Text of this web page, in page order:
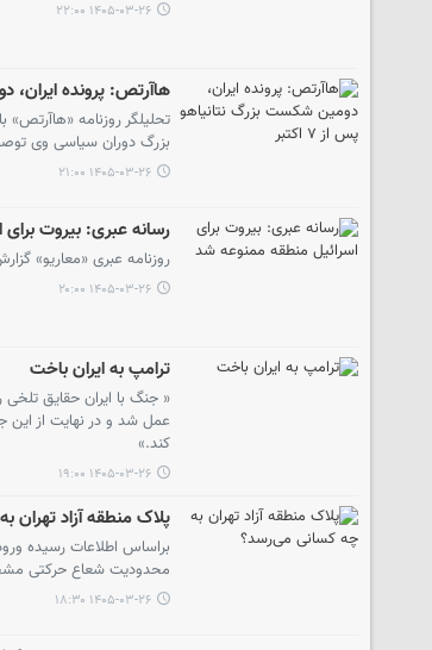
۱۴۰۵-۰۳-۲۶ ۲۲:۰۰
هاآرتص: پرونده ایران،
تحلیلگر روزنامه
بزرگ دوران سیاسی وی توصیف
۱۴۰۵-۰۳-۲۶ ۲۱:۰۰
رسانه عبری: بیروت
روزنامه عبری «معاریو»
۱۴۰۵-۰۳-۲۶ ۲۰:۰۰
ترامپ به ایران باخت
« جنگ با ایران حقایق
عمل شد و در نهایت از این
کند.»
۱۴۰۵-۰۳-۲۶ ۱۹:۰۰
پلاک منطقه آزاد
براساس اطلاعات رسیده
محدودیت شعاع حرکتی
۱۴۰۵-۰۳-۲۶ ۱۸:۳۰